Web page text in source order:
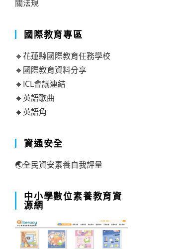
關法規
國際教育專區
🔹花蓮縣國際教育任務學校
🔹國際教育資料分享
🔹ICL會議連結
🔹英語歌曲
🔹英語角
資通安全
🌏全民資安素養自我評量
中小學數位素養教育資
源網